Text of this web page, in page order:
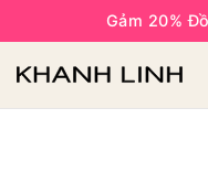
Gảm 20%